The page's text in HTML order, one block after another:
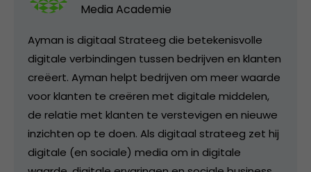
Media Academie
Ayman is digitaal Strateeg die betekenisvolle
digitale verbindingen tussen bedrijven en klanten
creëert. Ayman helpt bedrijven om meer waarde
voor klanten te creëren met digitale middelen,
de relatie met klanten te verstevigen en nieuwe
inzichten op te doen. Als digitaal strateeg zet hij
digitale (en sociale) media om in digitale